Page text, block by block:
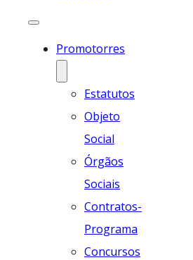
Promotorres
Estatutos
Objeto
Social
Órgãos
Sociais
Contratos-
Programa
Concursos